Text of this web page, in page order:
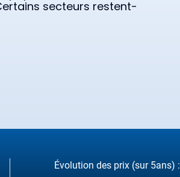
secteurs restent-
Évolution des prix (sur 5ans) :